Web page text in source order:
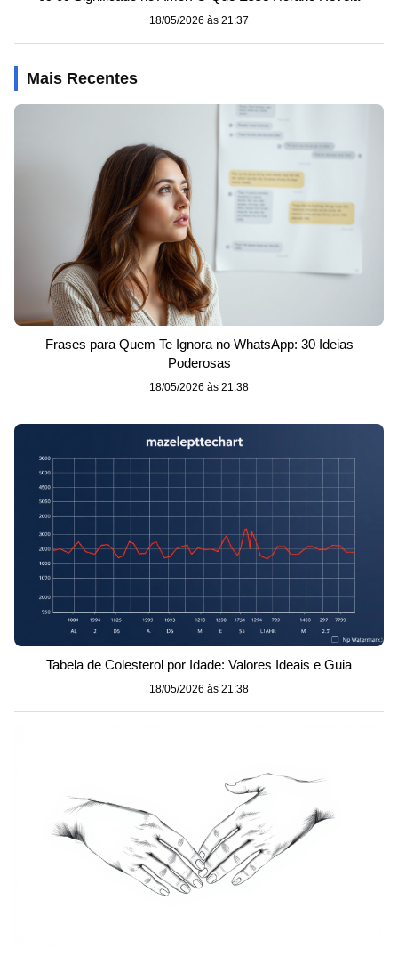
18/05/2026 às 21:37
Mais Recentes
Frases para Quem Te Ignora no WhatsApp: 30 Ideias
Poderosas
18/05/2026 às 21:38
Tabela de Colesterol por Idade: Valores Ideais e Guia
18/05/2026 às 21:38